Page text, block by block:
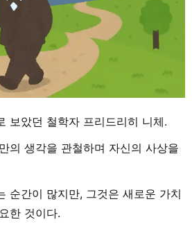
보았던 철학자 프리드리히 니체.
의 생각을 관철하며 자신의 사상을
순간이 많지만, 그것은 새로운 가치
한 것이다.